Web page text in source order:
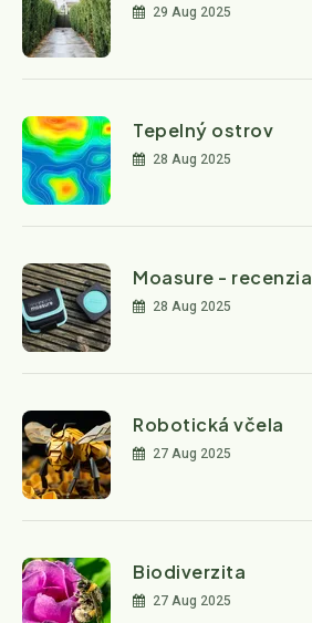
29 Aug 2025
Tepelný ostrov
28 Aug 2025
Moasure - recenzia
28 Aug 2025
Robotická včela
27 Aug 2025
Biodiverzita
27 Aug 2025